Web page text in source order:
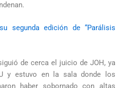
segunda edición de “Parálisis
de cerca el juicio de JOH, ya
y estuvo en la sala donde los
haber sobornado con altas